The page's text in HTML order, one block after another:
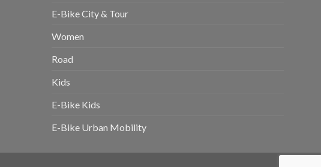
E-Bike City & Tour
Women
Road
Kids
E-Bike Kids
E-Bike Urban Mobility